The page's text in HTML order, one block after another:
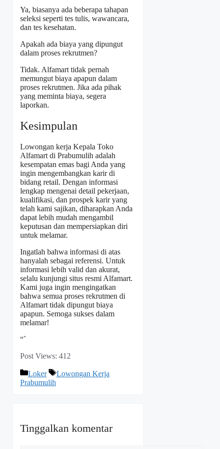
Ya, biasanya ada beberapa tahapan
seleksi seperti tes tulis, wawancara,
dan tes kesehatan.
Apakah ada biaya yang dipungut
dalam proses rekrutmen?
Tidak. Alfamart tidak pernah
memungut biaya apapun dalam
proses rekrutmen. Jika ada pihak
yang meminta biaya, segera
laporkan.
Kesimpulan
Lowongan kerja Kepala Toko
Alfamart di Prabumulih adalah
kesempatan emas bagi Anda yang
ingin mengembangkan karir di
bidang retail. Dengan informasi
lengkap mengenai detail pekerjaan,
kualifikasi, dan prospek karir yang
telah kami sajikan, diharapkan Anda
dapat lebih mudah mengambil
keputusan dan mempersiapkan diri
untuk melamar.
Ingatlah bahwa informasi di atas
hanyalah sebagai referensi. Untuk
informasi lebih valid dan akurat,
selalu kunjungi situs resmi Alfamart.
Kami juga ingin mengingatkan
bahwa semua proses rekrutmen di
Alfamart tidak dipungut biaya
apapun. Semoga sukses dalam
melamar!
“`
Post Views: 412
Kategori
Loker Tag
Lowongan Kerja
Prabumulih
Tinggalkan komentar